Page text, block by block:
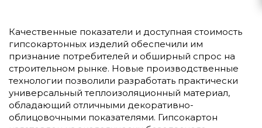
Качественные показатели и доступная стоимость
гипсокартонных изделий обеспечили им
признание потребителей и обширный спрос на
строительном рынке. Новые производственные
технологии позволили разработать практически
универсальный теплоизоляционный материал,
обладающий отличными декоративно-
облицовочными показателями. Гипсокартон